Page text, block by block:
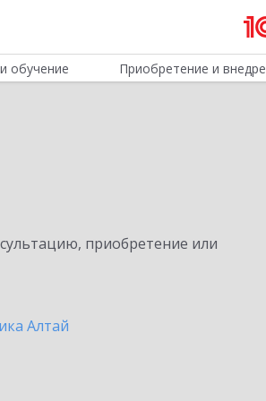
обучение Приобретение и
приобретение или
Алтай